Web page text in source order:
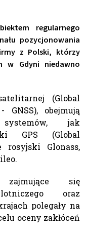
regularnego
pozycjonowania
z Polski, którzy
w Gdyni niedawno
(Global
obejmują
jak
GPS (Global
rosyjski Glonass,
się
oraz
polegały na
oceny zakłóceń